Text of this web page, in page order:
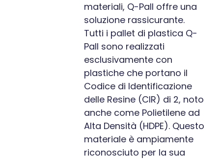
materiali, Q-Pall offre una
soluzione rassicurante.
Tutti i pallet di plastica Q-
Pall sono realizzati
esclusivamente con
plastiche che portano il
Codice di Identificazione
delle Resine (CIR) di 2, noto
anche come Polietilene ad
Alta Densità (HDPE). Questo
materiale è ampiamente
riconosciuto per la sua